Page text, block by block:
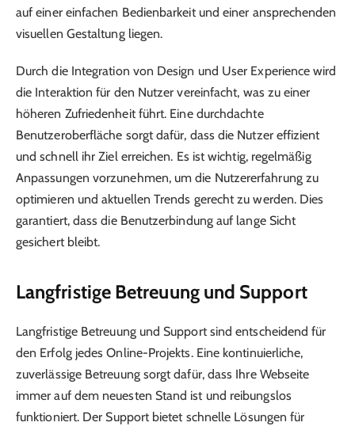
auf einer einfachen Bedienbarkeit und einer ansprechenden
visuellen Gestaltung liegen.
Durch die Integration von Design und User Experience wird
die Interaktion für den Nutzer vereinfacht, was zu einer
höheren Zufriedenheit führt. Eine durchdachte
Benutzeroberfläche sorgt dafür, dass die Nutzer effizient
und schnell ihr Ziel erreichen. Es ist wichtig, regelmäßig
Anpassungen vorzunehmen, um die Nutzererfahrung zu
optimieren und aktuellen Trends gerecht zu werden. Dies
garantiert, dass die Benutzerbindung auf lange Sicht
gesichert bleibt.
Langfristige Betreuung und Support
Langfristige Betreuung und Support sind entscheidend für
den Erfolg jedes Online-Projekts. Eine kontinuierliche,
zuverlässige Betreuung sorgt dafür, dass Ihre Webseite
immer auf dem neuesten Stand ist und reibungslos
funktioniert. Der Support bietet schnelle Lösungen für